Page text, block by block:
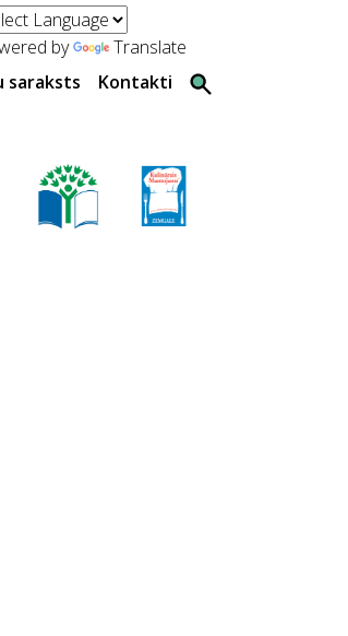
by
Translate
saraksts Kontakti